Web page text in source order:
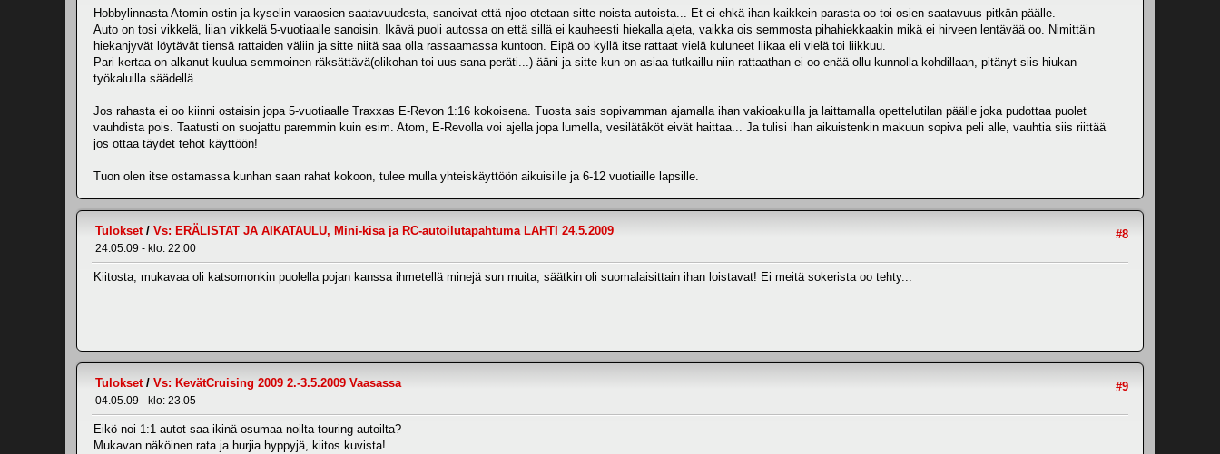
Hobbylinnasta Atomin ostin ja kyselin varaosien saatavuudesta, sanoivat että njoo otetaan sitte noista autoista... Et ei ehkä ihan kaikkein parasta oo toi osien saatavuus pitkän päälle.
Auto on tosi vikkelä, liian vikkelä 5-vuotiaalle sanoisin. Ikävä puoli autossa on että sillä ei kauheesti hiekalla ajeta, vaikka ois semmosta pihahiekkaakin mikä ei hirveen lentävää oo. Nimittäin
hiekanjyvät löytävät tiensä rattaiden väliin ja sitte niitä saa olla rassaamassa kuntoon. Eipä oo kyllä itse rattaat vielä kuluneet liikaa eli vielä toi liikkuu.
Pari kertaa on alkanut kuulua semmoinen räksättävä(olikohan toi uus sana peräti...) ääni ja sitte kun on asiaa tutkaillu niin rattaathan ei oo enää ollu kunnolla kohdillaan, pitänyt siis hiukan
työkaluilla säädellä.
Jos rahasta ei oo kiinni ostaisin jopa 5-vuotiaalle Traxxas E-Revon 1:16 kokoisena. Tuosta sais sopivamman ajamalla ihan vakioakuilla ja laittamalla opettelutilan päälle joka pudottaa puolet
vauhdista pois. Taatusti on suojattu paremmin kuin esim. Atom, E-Revolla voi ajella jopa lumella, vesilätäköt eivät haittaa... Ja tulisi ihan aikuistenkin makuun sopiva peli alle, vauhtia siis riittää
jos ottaa täydet tehot käyttöön!
Tuon olen itse ostamassa kunhan saan rahat kokoon, tulee mulla yhteiskäyttöön aikuisille ja 6-12 vuotiaille lapsille.
#8
Tulokset/ Vs: ERÄLISTAT JA AIKATAULU, Mini-kisa ja RC-autoilutapahtuma LAHTI 24.5.2009
24.05.09 - klo: 22.00
Kiitosta, mukavaa oli katsomonkin puolella pojan kanssa ihmetellä minejä sun muita, säätkin oli suomalaisittain ihan loistavat! Ei meitä sokerista oo tehty...
#9
Tulokset/ Vs: KevätCruising 2009 2.-3.5.2009 Vaasassa
04.05.09 - klo: 23.05
Eikö noi 1:1 autot saa ikinä osumaa noilta touring-autoilta?
Mukavan näköinen rata ja hurjia hyppyjä, kiitos kuvista!